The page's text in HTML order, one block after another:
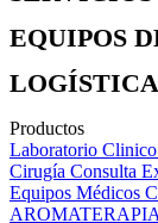
EQUIPOS
LOGÍSTICA
Productos
Laboratorio Clinico
Cirugía Consulta
Equipos Médicos
AROMATERAPIA